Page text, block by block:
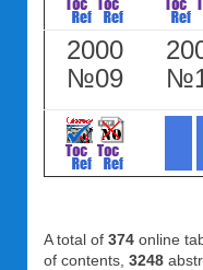
2000
№09
A total of 374 online
of contents, 3248